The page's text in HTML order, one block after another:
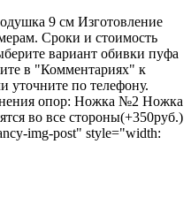
9 см Изготовление
Сроки и стоимость
вариант обивки пуфа
в "Комментариях" к
уточните по телефону.
опор: Ножка №2 Ножка
во все стороны(+350руб.)
img-post" style="width: